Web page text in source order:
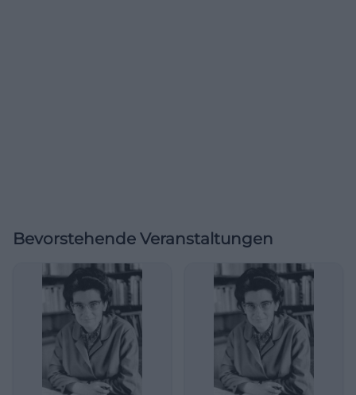
Bevorstehende Veranstaltungen